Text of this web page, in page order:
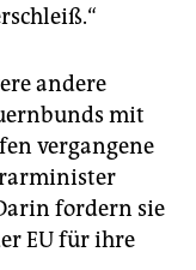
andere
mit
vergangene
fordern sie
EU für ihre